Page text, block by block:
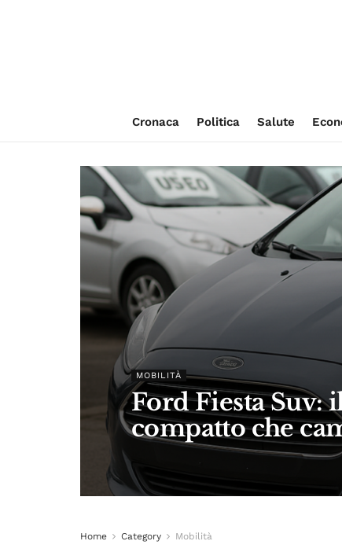
Cronaca Politica Salute
MOBILITÀ
Ford Fiesta Suv:
compatto che
Home Category Mobilità